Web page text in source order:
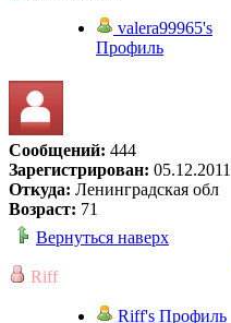
valera99965's
Профиль
Сообщений: 444
Зарегистрирован: 05.12.2011
Откуда: Ленинградская обл
Возраст: 71
Вернуться наверх
Riff
Riff's Профиль